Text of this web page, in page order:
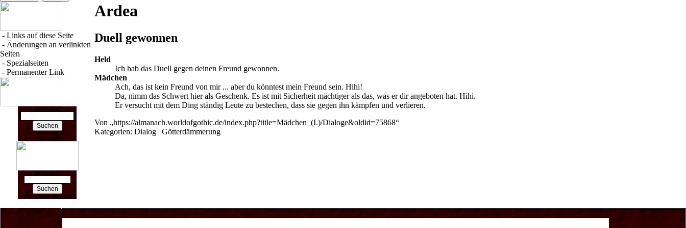
- Links auf diese Seite
- Änderungen an verlinkten
Seiten
- Spezialseiten
- Permanenter Link
Suchen nach:
In Partnerschaft mit
Amazon.de
Suchen nach:
In Partnerschaft mit Google
Ardea
Duell gewonnen
Held
Ich hab das Duell gegen deinen Freund gewonnen.
Mädchen
Ach, das ist kein Freund von mir ... aber du könntest mein Freund sein. Hihi!
Da, nimm das Schwert hier als Geschenk. Es ist mit Sicherheit mächtiger als das, was er dir angeboten hat. Hihi.
Er versucht mit dem Ding ständig Leute zu bestechen, dass sie gegen ihn kämpfen und verlieren.
Von „https://almanach.worldofgothic.de/index.php?title=Mädchen_(I.)/Dialoge&oldid=75868“
Kategorien: Dialog | Götterdämmerung